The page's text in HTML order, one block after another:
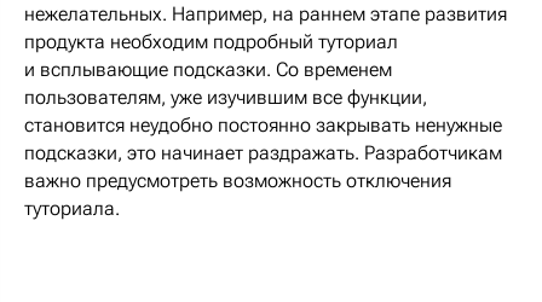
нежелательных. Например, на раннем этапе развития
продукта необходим подробный туториал
и всплывающие подсказки. Со временем
пользователям, уже изучившим все функции,
становится неудобно постоянно закрывать ненужные
подсказки, это начинает раздражать. Разработчикам
важно предусмотреть возможность отключения
туториала.